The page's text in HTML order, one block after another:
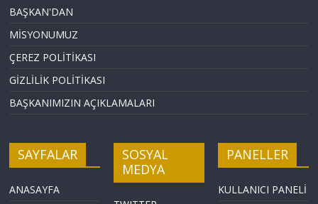
BAŞKAN'DAN
MİSYONUMUZ
ÇEREZ POLİTİKASI
GİZLİLİK POLİTİKASI
BAŞKANIMIZIN AÇIKLAMALARI
SAYFALAR
ANASAYFA
SOSYAL
MEDYA
PANELLER
KULLANICI PANELİ